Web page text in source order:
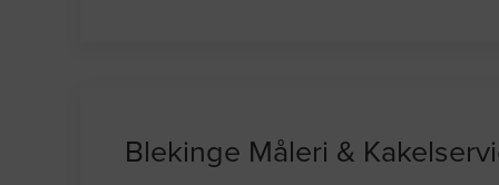
Blekinge Måleri &